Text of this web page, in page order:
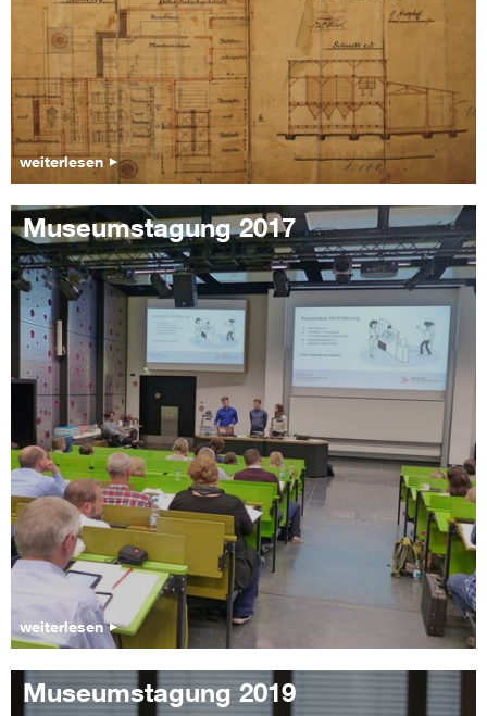
weiterlesen
Museumstagung 2017
weiterlesen
Museumstagung 2019